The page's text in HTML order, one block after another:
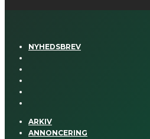
NYHEDSBREV
ARKIV
ANNONCERING